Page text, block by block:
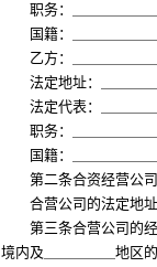
职务：＿＿＿＿＿＿
国籍：＿＿＿＿＿＿
乙方：＿＿＿＿＿＿
法定地址：＿＿＿＿
法定代表：＿＿＿＿
职务：＿＿＿＿＿＿
国籍：＿＿＿＿＿＿
第二条合资经营公
合营公司的法定地
第三条合营公司的
境内及＿＿＿＿＿地区